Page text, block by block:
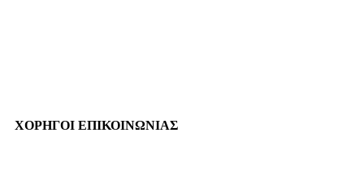
ΧΟΡΗΓΟΙ ΕΠΙΚΟΙΝΩΝΙΑΣ